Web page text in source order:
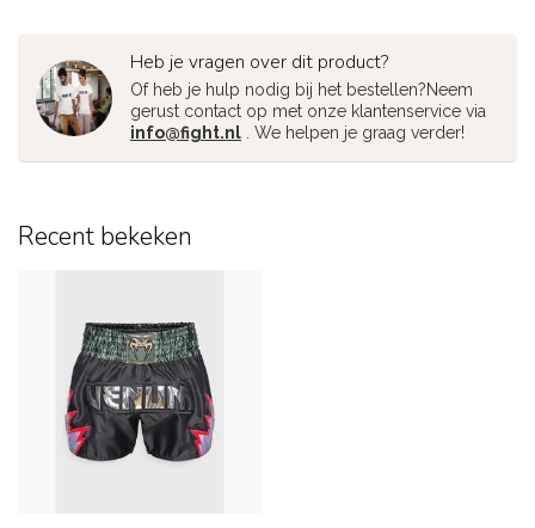
Heb je vragen over dit product?
Of heb je hulp nodig bij het bestellen?Neem
gerust contact op met onze klantenservice via
info@fight.nl . We helpen je graag verder!
Recent bekeken